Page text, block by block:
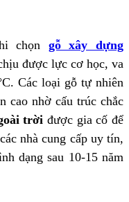
chọn gỗ xây dựng
được lực cơ học, va
Các loại gỗ tự nhiên
cao nhờ cấu trúc chắc
trời được gia cố để
nhà cung cấp uy tín,
dạng sau 10-15 năm